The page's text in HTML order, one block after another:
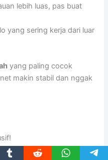
lebih luas, pas buat
yang sering kerja dari luar
yang paling cocok
makin stabil dan nggak